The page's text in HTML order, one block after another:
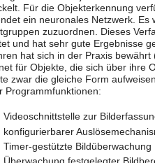
Für die Objekterkennung
ein neuronales Netzwerk.
zuzuordnen. Dieses
und hat sehr gute Ergebnisse
hat sich in der Praxis
für Objekte, die sich über ihre
zwar die gleiche Form
Programmfunktionen:
Videoschnittstelle zur
konfigurierbarer
Timer-gestützte Bildüberwachung